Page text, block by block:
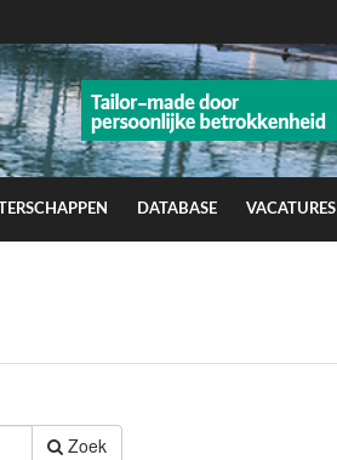
DATABASE VACATURES
Zoek